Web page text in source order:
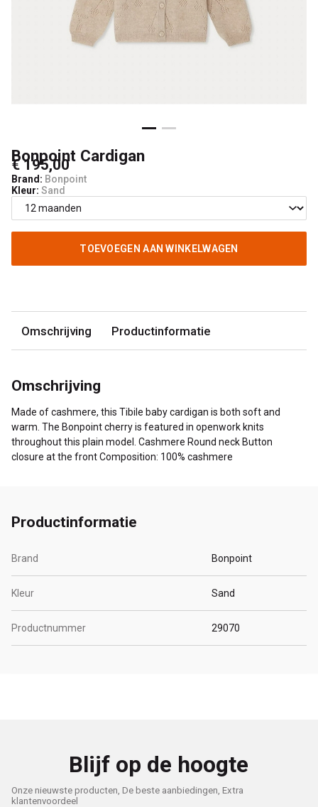
Bonpoint Cardigan
€ 195,00
Brand: Bonpoint
Kleur: Sand
TOEVOEGEN AAN WINKELWAGEN
Omschrijving Productinformatie
Omschrijving
Made of cashmere, this Tibile baby cardigan is both soft and
warm. The Bonpoint cherry is featured in openwork knits
throughout this plain model. Cashmere Round neck Button
closure at the front Composition: 100% cashmere
Productinformatie
Brand Bonpoint
Kleur Sand
Productnummer 29070
Blijf op de hoogte
Onze nieuwste producten, De beste aanbiedingen, Extra
klantenvoordeel